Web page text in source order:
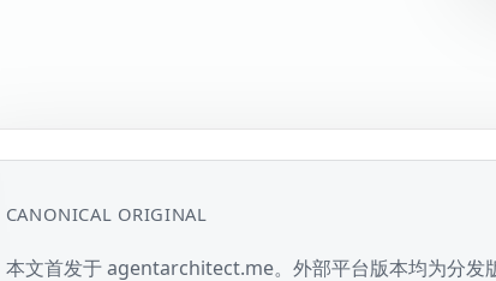
CANONICAL ORIGINAL
本文首发于 agentarchitect.me。外部平台版本均为分发